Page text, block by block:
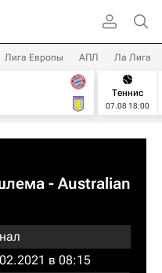
Лига Европы АПЛ Ла Лига
Теннис
07.08 18:00
- Australian
в 08:15